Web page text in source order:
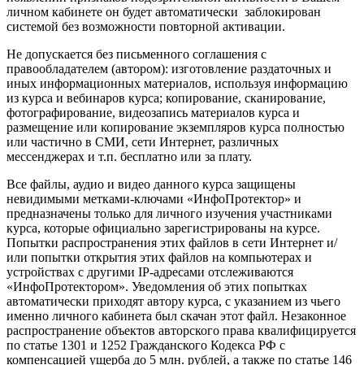
личном кабинете он будет автоматически заблокирован
системой без возможности повторной активации.
Не допускается без письменного соглашения с
правообладателем (автором): изготовление раздаточных и
иных информационных материалов, используя информацию
из курса и вебинаров курса; копирование, сканирование,
фотографирование, видеозапись материалов курса и
размещение или копирование экземпляров курса полностью
или частично в СМИ, сети Интернет, различных
мессенджерах и т.п. бесплатно или за плату.
Все файлы, аудио и видео данного курса защищены
невидимыми метками-ключами «ИнфоПротектор» и
предназначены только для личного изучения участниками
курса, которые официально зарегистрированы на курсе.
Попытки распространения этих файлов в сети Интернет и/
или попытки открытия этих файлов на компьютерах и
устройствах с другими IP-адресами отслеживаются
«ИнфоПротектором». Уведомления об этих попытках
автоматически приходят автору курса, с указанием из чьего
именно личного кабинета был скачан этот файл. Незаконное
распространение объектов авторского права квалифицируется
по статье 1301 и 1252 Гражданского Кодекса РФ с
компенсацией ущерба до 5 млн. рублей, а также по статье 146